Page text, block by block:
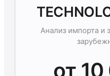
Анализ импорта и
от